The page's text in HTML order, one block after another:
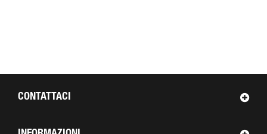
CONTATTACI